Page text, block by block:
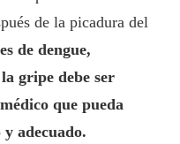
de la picadura del
de dengue,
gripe debe ser
que pueda
adecuado.